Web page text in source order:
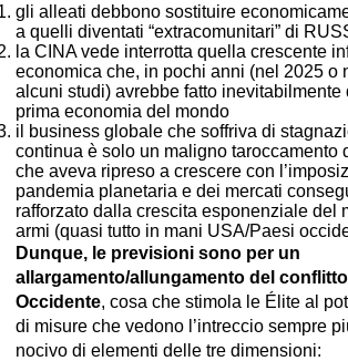
gli alleati debbono sostituire
a quelli diventati “extracomunitari” di
la CINA vede interrotta quella crescente
economica che, in pochi anni (nel 2025 o
alcuni studi) avrebbe fatto inevitabilmente
prima economia del mondo
il business globale che soffriva di
continua è solo un maligno taroccamento
che aveva ripreso a crescere con
pandemia planetaria e dei mercati
rafforzato dalla crescita esponenziale del
armi (quasi tutto in mani USA/Paesi
Dunque, le previsioni sono per un
allargamento/allungamento del
Occidente, cosa che stimola le Élite al
di misure che vedono l’intreccio sempre
nocivo di elementi delle tre dimensioni: